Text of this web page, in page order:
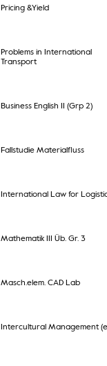
Pricing &Yield
Problems in International
Transport
Business English II (Grp 2)
Fallstudie Materialfluss
International Law for
Mathematik III Üb. Gr. 3
Masch.elem. CAD Lab
Intercultural Management